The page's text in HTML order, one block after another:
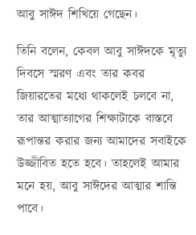
আবু সাঈদ শিখিয়ে গেছেন।
তিনি বলেন, কেবল আবু সাঈদকে মৃত্যু
দিবসে স্মরণ এবং তার কবর
জিয়ারতের মধ্যে থাকলেই চলবে না,
তার আত্মাত্যাগের শিক্ষাটাকে বাস্তবে
রূপান্তর করার জন্য আমাদের সবাইকে
উজ্জীবিত হতে হবে। তাহলেই আমার
মনে হয়, আবু সাঈদের আত্মার শান্তি
পাবে।